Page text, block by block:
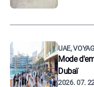
UAE,
Mode
Dubaï
2026. 07.